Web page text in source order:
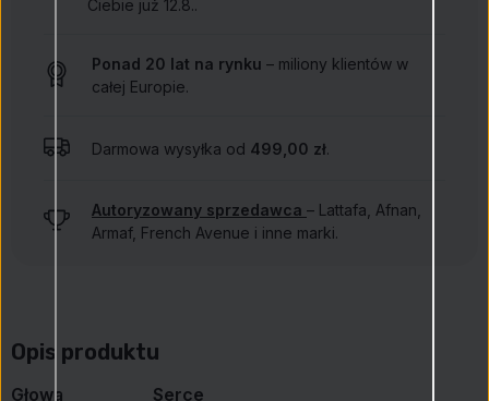
Ciebie już 12.8..
Ponad 20 lat na rynku – miliony klientów w
całej Europie.
Darmowa wysyłka od 499,00 zł.
Autoryzowany sprzedawca – Lattafa, Afnan,
Armaf, French Avenue i inne marki.
Opis produktu
Głowa Serce